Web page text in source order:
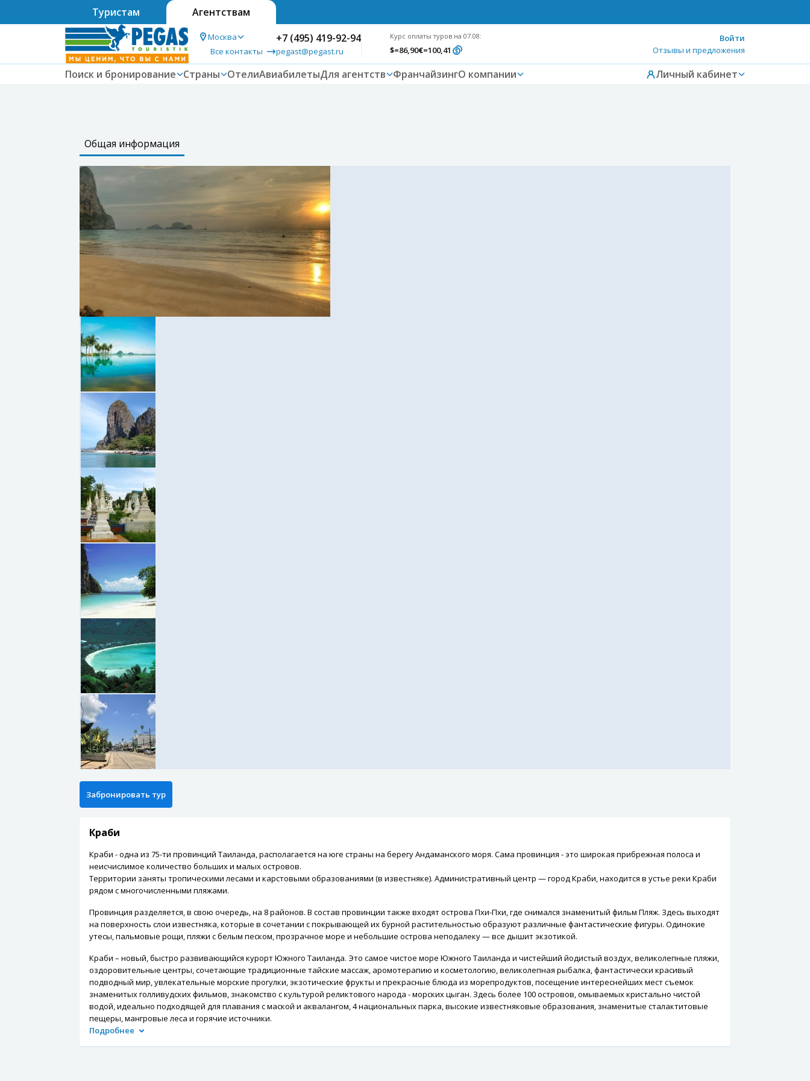
Туристам Агентствам
Москва
Все контакты
+7 (495) 419-92-94
pegast@pegast.ru
Курс оплаты туров на 07.08:
$=86,90€=100,41
Войти
Отзывы и предложения
Поиск и бронирование Страны ОтелиАвиабилетыДля агентств ФранчайзингО компании Личный кабинет
Общая информация
Краби
Краби - одна из 75-ти провинций Таиланда, располагается на юге страны на берегу Андаманского моря. Сама провинция - это широкая прибрежная полоса и
неисчислимое количество больших и малых островов.
Территории заняты тропическими лесами и карстовыми образованиями (в известняке). Административный центр — город Краби, находится в устье реки Краби
рядом с многочисленными пляжами.
Провинция разделяется, в свою очередь, на 8 районов. В состав провинции также входят острова Пхи-Пхи, где снимался знаменитый фильм Пляж. Здесь выходят
на поверхность слои известняка, которые в сочетании с покрывающей их бурной растительностью образуют различные фантастические фигуры. Одинокие
утесы, пальмовые рощи, пляжи с белым песком, прозрачное море и небольшие острова неподалеку — все дышит экзотикой.
Краби – новый, быстро развивающийся курорт Южного Таиланда. Это самое чистое море Южного Таиланда и чистейший йодистый воздух, великолепные пляжи,
оздоровительные центры, сочетающие традиционные тайские массаж, аромотерапию и косметологию, великолепная рыбалка, фантастически красивый
подводный мир, увлекательные морские прогулки, экзотические фрукты и прекрасные блюда из морепродуктов, посещение интереснейших мест съемок
знаменитых голливудских фильмов, знакомство с культурой реликтового народа - морских цыган. Здесь более 100 островов, омываемых кристально чистой
водой, идеально подходящей для плавания с маской и аквалангом, 4 национальных парка, высокие известняковые образования, знаменитые сталактитовые
пещеры, мангровые леса и горячие источники.
Подробнее